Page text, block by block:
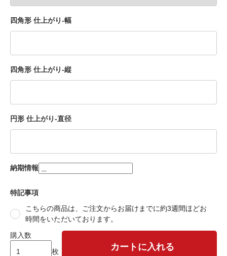
四角形 仕上がり-幅
四角形 仕上がり-縦
円形 仕上がり-直径
納期情報
特記事項
こちらの商品は、ご注文からお届けまでに約3週間ほどお
時間をいただいております。
購入数
枚
カートに入れる